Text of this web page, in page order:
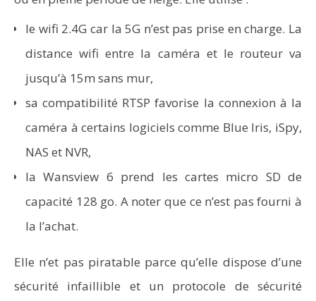
le wifi 2.4G car la 5G n’est pas prise en charge. La
distance wifi entre la caméra et le routeur va
jusqu’à 15m sans mur,
sa compatibilité RTSP favorise la connexion à la
caméra à certains logiciels comme Blue Iris, iSpy,
NAS et NVR,
la Wansview 6 prend les cartes micro SD de
capacité 128 go. A noter que ce n’est pas fourni à
la l’achat.
Elle n’et pas piratable parce qu’elle dispose d’une
sécurité infaillible et un protocole de sécurité